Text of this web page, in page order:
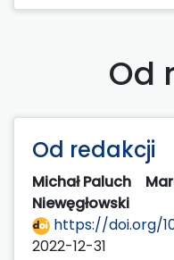
Od
Od redakcji
Michał Paluch
Niewęgłowski
https://doi.org/
2022-12-31